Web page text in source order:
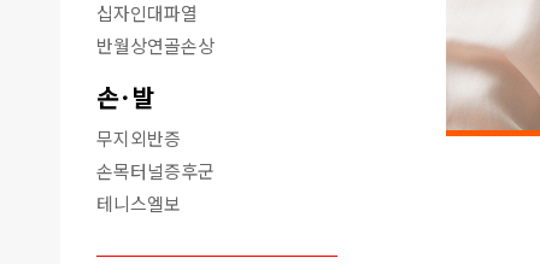
십자인대파열
반월상연골손상
손·발
무지외반증
손목터널증후군
테니스엘보